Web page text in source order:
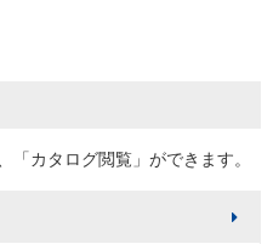
カタログ閲覧」ができます。